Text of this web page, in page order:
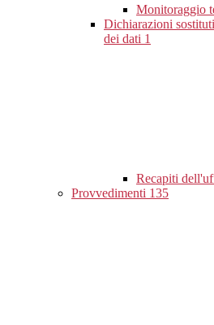
Monitoraggio
Dichiarazioni
dei dati 1
Recapiti
Provvedimenti 135